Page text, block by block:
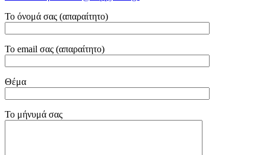
Το όνομά σας (απαραίτητο)
Το email σας (απαραίτητο)
Θέμα
Το μήνυμά σας